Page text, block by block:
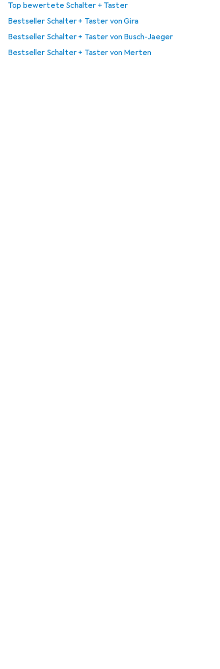
Top bewertete Schalter + Taster
Bestseller Schalter + Taster von Gira
Bestseller Schalter + Taster von Busch-Jaeger
Bestseller Schalter + Taster von Merten